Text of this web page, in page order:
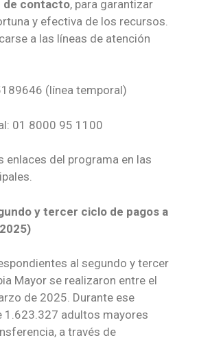
de contacto, para garantizar
y efectiva de los recursos.
a las líneas de atención
(línea temporal)
01 8000 95 1100
enlaces del programa en las
y tercer ciclo de pagos a
al segundo y tercer
Mayor se realizaron entre el
de 2025. Durante ese
1.623.327 adultos mayores
a través de